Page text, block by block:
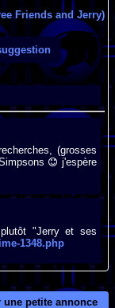
Friends and Jerry)
(grosses
j'espère
"Jerry et ses
1348.php
une petite annonce